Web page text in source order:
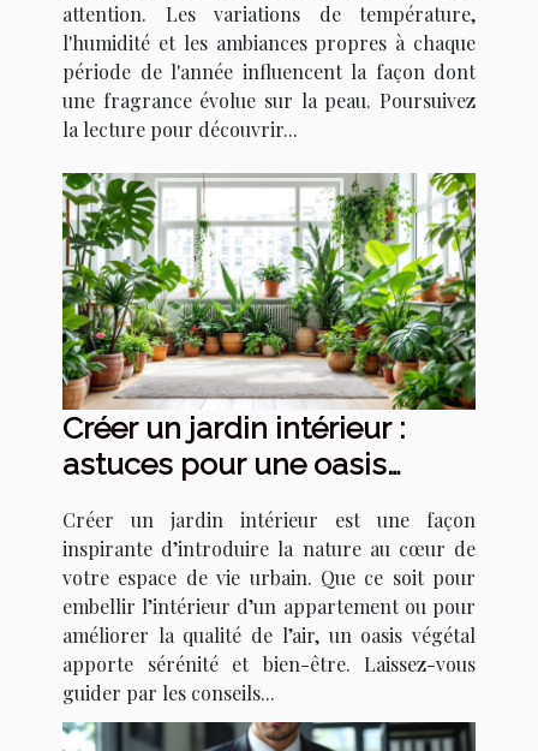
attention. Les variations de température,
l'humidité et les ambiances propres à chaque
période de l'année influencent la façon dont
une fragrance évolue sur la peau. Poursuivez
la lecture pour découvrir...
Créer un jardin intérieur :
astuces pour une oasis
Créer un jardin intérieur est une façon
inspirante d’introduire la nature au cœur de
votre espace de vie urbain. Que ce soit pour
embellir l’intérieur d’un appartement ou pour
améliorer la qualité de l’air, un oasis végétal
apporte sérénité et bien-être. Laissez-vous
guider par les conseils...